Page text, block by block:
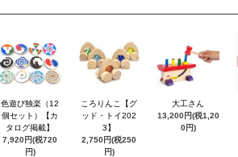
色遊び独楽（12
個セット）【カ
タログ掲載】
7,920円(税720
円)
ころりんこ【グ
ッド・トイ202
3】
2,750円(税250
円)
大工さん
13,200円(税1,20
0円)